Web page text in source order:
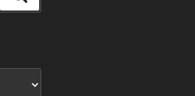
索